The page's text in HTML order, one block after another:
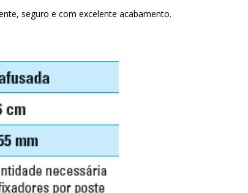
seguro e com excelente acabamento.